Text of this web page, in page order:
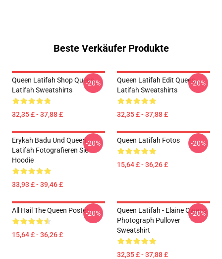
Beste Verkäufer Produkte
Queen Latifah Shop Queen
Latifah Sweatshirts
32,35 £ - 37,88 £
-20%
Queen Latifah Edit Queen
Latifah Sweatshirts
32,35 £ - 37,88 £
-20%
Erykah Badu Und Queen
Latifah Fotografieren Sie
Hoodie
33,93 £ - 39,46 £
-20% Queen Latifah Fotos
15,64 £ - 36,26 £
-20%
All Hail The Queen Poster
15,64 £ - 36,26 £
-20%
Queen Latifah - Elaine Owens
Photograph Pullover
Sweatshirt
32,35 £ - 37,88 £
-20%